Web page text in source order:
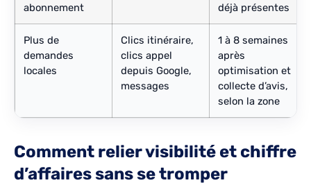
abonnement
déjà présentes
Plus de
demandes
locales
Clics itinéraire,
clics appel
depuis Google,
messages
1 à 8 semaines
après
optimisation et
collecte d’avis,
selon la zone
Comment relier visibilité et chiffre
d’affaires sans se tromper